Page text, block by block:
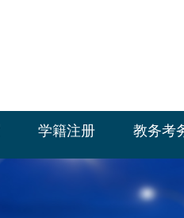
学籍注册 教务考